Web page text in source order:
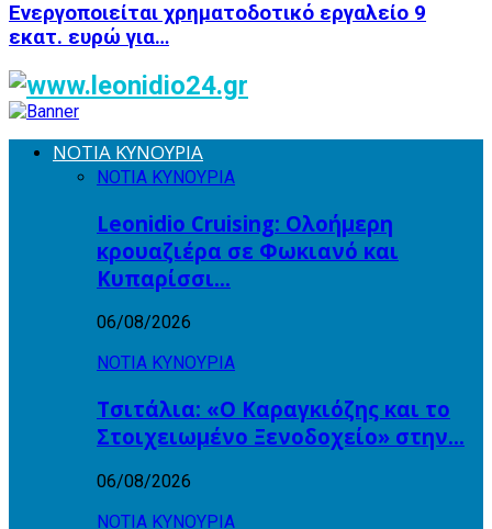
Ενεργοποιείται χρηματοδοτικό εργαλείο 9
εκατ. ευρώ για…
ΝΟΤΙΑ ΚΥΝΟΥΡΙΑ
ΝΟΤΙΑ ΚΥΝΟΥΡΙΑ
Leonidio Cruising: Ολοήμερη
κρουαζιέρα σε Φωκιανό και
Κυπαρίσσι…
06/08/2026
ΝΟΤΙΑ ΚΥΝΟΥΡΙΑ
Τσιτάλια: «Ο Καραγκιόζης και το
Στοιχειωμένο Ξενοδοχείο» στην…
06/08/2026
ΝΟΤΙΑ ΚΥΝΟΥΡΙΑ